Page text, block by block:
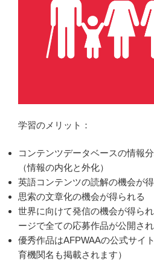
学習のメリット：
コンテンツデータベースの情報
（情報の内化と外化）
英語コンテンツの読解の機会が
思索の文章化の機会が得られる
世界に向けて発信の機会が得ら
ージで全ての応募作品が公開され
優秀作品はAFPWAAの公式サイ
育機関名も掲載されます）